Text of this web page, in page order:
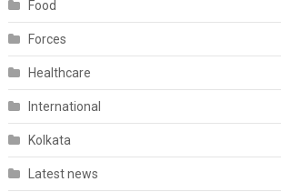
Food
Forces
Healthcare
International
Kolkata
Latest news